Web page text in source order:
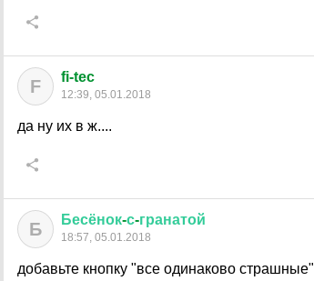
F fi-tec
12:39, 05.01.2018
да ну их в ж....
Б Бесёнок-с-гранатой
18:57, 05.01.2018
добавьте кнопку "все одинаково страшные"